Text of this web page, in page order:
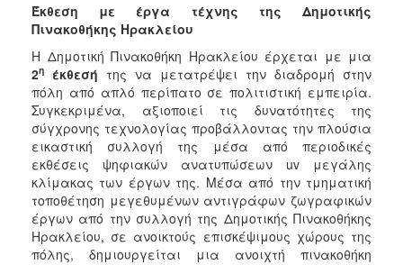
Έκθεση με έργα τέχνης της Δημοτικής
Πινακοθήκης Ηρακλείου
Η Δημοτική Πινακοθήκη Ηρακλείου έρχεται με μια
2η έκθεσή της να μετατρέψει την διαδρομή στην
πόλη από απλό περίπατο σε πολιτιστική εμπειρία.
Συγκεκριμένα, αξιοποιεί τις δυνατότητες της
σύγχρονης τεχνολογίας προβάλλοντας την πλούσια
εικαστική συλλογή της μέσα από περιοδικές
εκθέσεις ψηφιακών ανατυπώσεων uv μεγάλης
κλίμακας των έργων της. Μέσα από την τμηματική
τοποθέτηση μεγεθυμένων αντιγράφων ζωγραφικών
έργων από την συλλογή της Δημοτικής Πινακοθήκης
Ηρακλείου, σε ανοικτούς επισκέψιμους χώρους της
πόλης, δημιουργείται μια ανοιχτή πινακοθήκη